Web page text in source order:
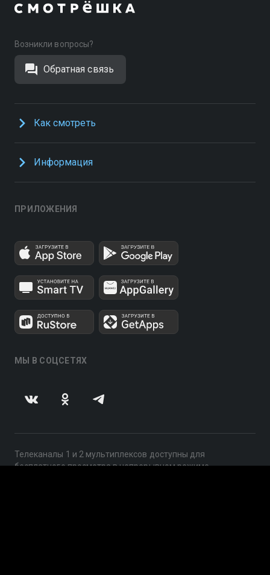
Возникли вопросы?
Обратная связь
Как смотреть
Информация
ПРИЛОЖЕНИЯ
МЫ В СОЦСЕТЯХ
Телеканалы 1 и 2 мультиплексов доступны для
бесплатного просмотра в непрерывном режиме,